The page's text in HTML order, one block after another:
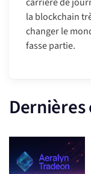
la blockchain
changer le
fasse partie.